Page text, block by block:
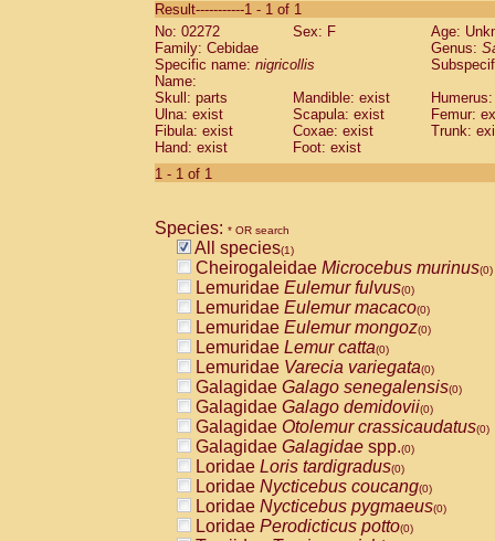
CebidaeSaguinus labiatus(0)
Cebidae Saguinus leucopus (0)
Cebidae
CebidaeSaguinus mystax
Cebidae Saguinus nigricollis (1)
Cebidae Saguinus oedipus
Cebidae Saguinus weddelli
Cebidae Saguinusspp.
Cebidae
CebidaeCebus capucinus
CebidaeCebus nigrivittatus
CebidaeCebus spp.(0)
CebidaeSaimiri boliviensis(0)
CebidaeSaimiri sciureus(0)
AtelidaeAlouatta caraya(0)
AtelidaeAlouatta fusca(0)
AtelidaeAlouatta seniculus(0)
AtelidaeAlouattaspp.(0)
AtelidaeAteles belzebuth(0)
AtelidaeAteles geoffroyi(0)
AtelidaeAteles paniscus(0)
AtelidaeAtelesspp.(0)
AtelidaeLagothrix lagothricha(0)
AtelidaeLagothrix lagothricha cana
PitheciidaeCacajao calvus
Result-----------1 - 1 of 1
No: 02272
Sex: F
Age:
Family: Cebidae
Genus:
Specific name: nigricollis
Name:
Skull: parts
Mandible: exist
Ulna: exist
Scapula: exist
Femur:
Fibula: exist
Coxae: exist
Trunk:
Hand: exist
Foot: exist
1 - 1 of 1
Species: * OR search
All species(1)
Cheirogaleidae Microcebus murinus(0)
Lemuridae Eulemur fulvus(0)
Lemuridae Eulemur macaco(0)
Lemuridae Eulemur mongoz(0)
Lemuridae Lemur catta(0)
Lemuridae Varecia variegata(0)
Galagidae Galago senegalensis(0)
Galagidae Galago demidovii(0)
Galagidae Otolemur crassicaudatus(0)
Galagidae Galagidae spp.(0)
Loridae Loris tardigradus(0)
Loridae Nycticebus coucang(0)
Loridae Nycticebus pygmaeus(0)
Loridae Perodicticus potto(0)